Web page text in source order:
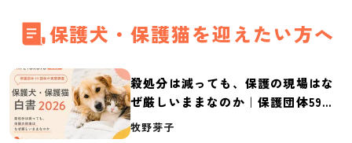
保護犬・保護猫を迎えたい方へ
殺処分は減っても、保護の現場はな
ぜ厳しいままなのか｜保護団体59団
体の実態調査【保護犬・保護猫白書
牧野芽子